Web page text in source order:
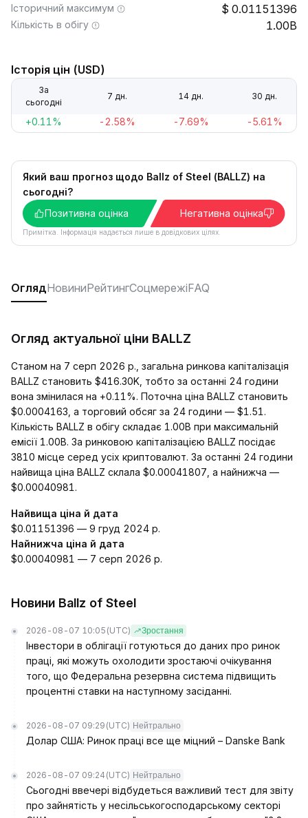
Історичний максимум 0.01151396
Кількість в обігу 1.00B
Історія цін (USD)
За
сьогодні
7 дн. 14 дн. 30 дн.
+0.11% -2.58% -7.69% -5.61%
Який ваш прогноз щодо Ballz of Steel (BALLZ) на
сьогодні?
Позитивна оцінка
Негативна оцінка
Примітка. Інформація надається лише в довідкових цілях.
ОглядНовиниРейтингСоцмережіFAQ
Огляд актуальної ціни BALLZ
Станом на 7 серп 2026 р., загальна ринкова капіталізація
BALLZ становить $416.30K, тобто за останні 24 години
вона змінилася на +0.11%. Поточна ціна BALLZ становить
$0.0004163, а торговий обсяг за 24 години — $1.51.
Кількість BALLZ в обігу складає 1.00B при максимальній
емісії 1.00B. За ринковою капіталізацією BALLZ посідає
3810 місце серед усіх криптовалют. За останні 24 години
найвища ціна BALLZ склала $0.00041807, а найнижча —
$0.00040981.
Найвища ціна й дата
$0.01151396 — 9 груд 2024 р.
Найнижча ціна й дата
$0.00040981 — 7 серп 2026 р.
Новини Ballz of Steel
2026-08-07 10:05 (UTC) Зростання
Інвестори в облігації готуються до даних про ринок
праці, які можуть охолодити зростаючі очікування
того, що Федеральна резервна система підвищить
процентні ставки на наступному засіданні.
2026-08-07 09:29 (UTC) Нейтрально
Долар США: Ринок праці все ще міцний – Danske Bank
2026-08-07 09:24 (UTC) Нейтрально
Сьогодні ввечері відбудеться важливий тест для звіту
про зайнятість у несільськогосподарському секторі